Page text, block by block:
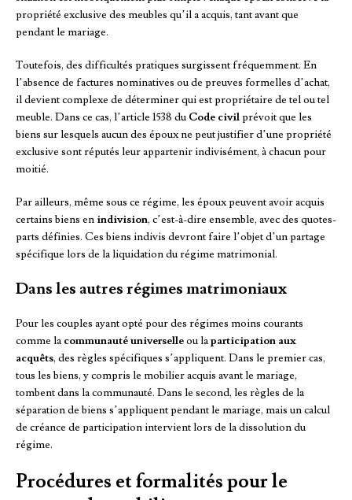
propriété exclusive des meubles qu’il a acquis, tant avant que
pendant le mariage.
Toutefois, des difficultés pratiques surgissent fréquemment. En
l’absence de factures nominatives ou de preuves formelles d’achat,
il devient complexe de déterminer qui est propriétaire de tel ou tel
meuble. Dans ce cas, l’article 1538 duCode civilprévoit que les
biens sur lesquels aucun des époux ne peut justifier d’une propriété
exclusive sont réputés leur appartenir indivisément, à chacun pour
moitié.
Par ailleurs, même sous ce régime, les époux peuvent avoir acquis
certains biens en indivision, c’est-à-dire ensemble, avec des quotes-
parts définies. Ces biens indivis devront faire l’objet d’un partage
spécifique lors de la liquidation du régime matrimonial.
Dans les autres régimes matrimoniaux
Pour les couples ayant opté pour des régimes moins courants
comme la communauté universelleou laparticipation aux
acquêts, des règles spécifiques s’appliquent. Dans le premier cas,
tous les biens, y compris le mobilier acquis avant le mariage,
tombent dans la communauté. Dans le second, les règles de la
séparation de biens s’appliquent pendant le mariage, mais un calcul
de créance de participation intervient lors de la dissolution du
régime.
Procédures et formalités pour le